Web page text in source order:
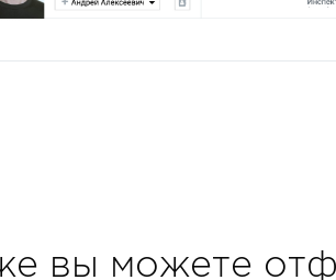
вы можете